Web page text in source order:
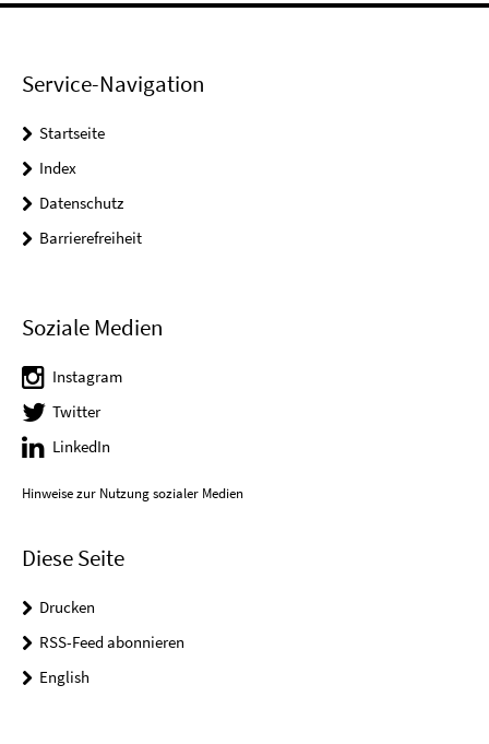
Service-Navigation
Startseite
Index
Datenschutz
Barrierefreiheit
Soziale Medien
Instagram
Twitter
LinkedIn
Hinweise zur Nutzung sozialer Medien
Diese Seite
Drucken
RSS-Feed abonnieren
English